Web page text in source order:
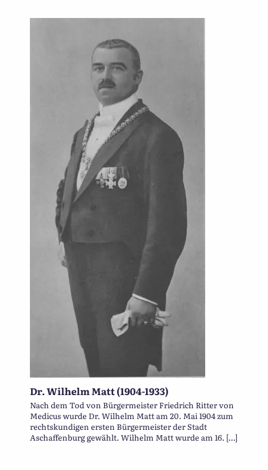
Dr. Wilhelm Matt (1904-1933)
Nach dem Tod von Bürgermeister Friedrich Ritter von
Medicus wurde Dr. Wilhelm Matt am 20. Mai 1904 zum
rechtskundigen ersten Bürgermeister der Stadt
Aschaffenburg gewählt. Wilhelm Matt wurde am 16. […]